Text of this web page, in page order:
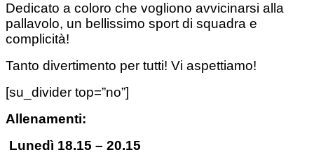
Dedicato a coloro che vogliono avvicinarsi alla
pallavolo, un bellissimo sport di squadra e
complicità!
Tanto divertimento per tutti! Vi aspettiamo!
[su_divider top=”no”]
Allenamenti:
Lunedì 18.15 – 20.15